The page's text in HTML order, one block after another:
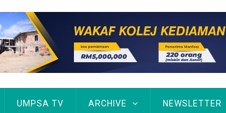
UMPSA TV ARCHIVE NEWSLETTER